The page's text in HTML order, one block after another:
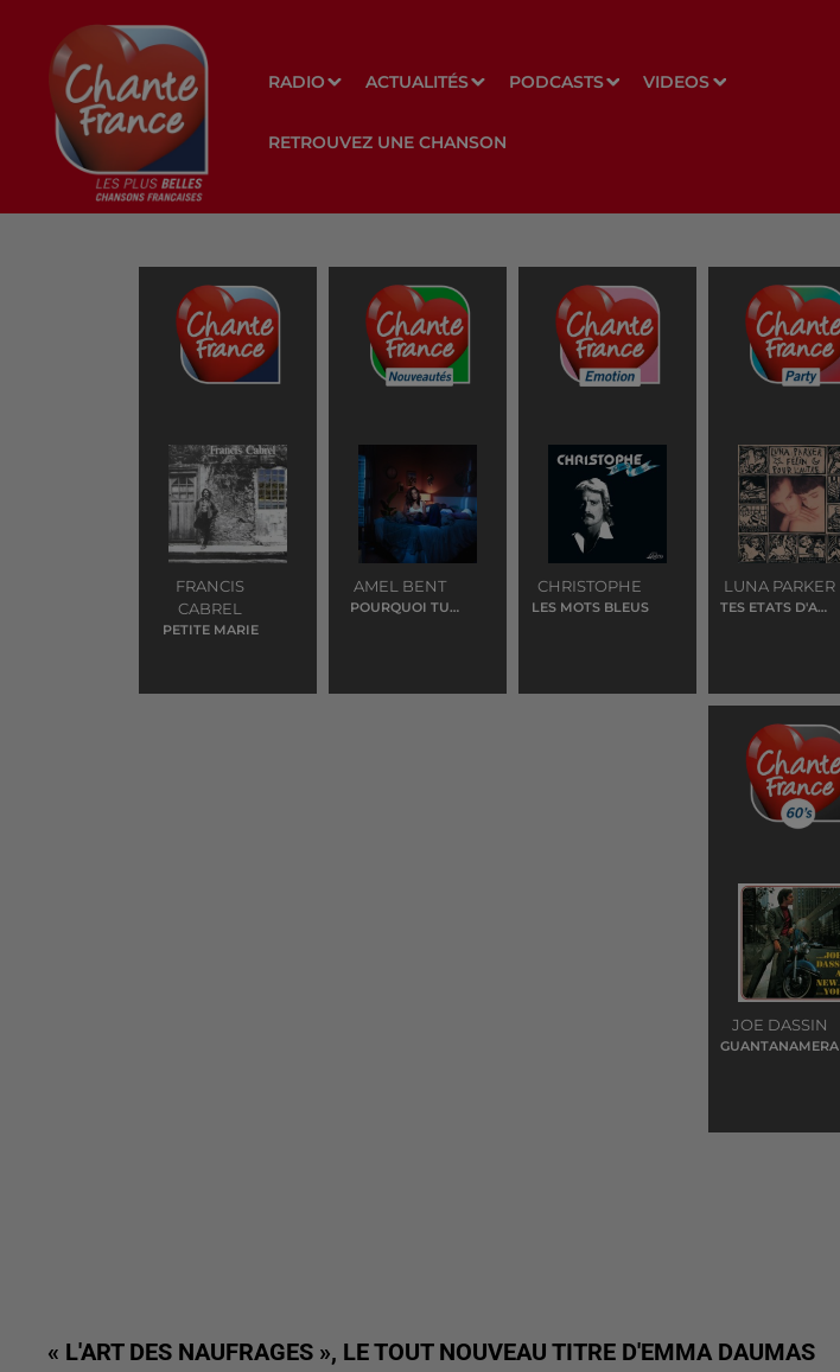
RADIO ACTUALITÉS PODCASTS VIDEOS
RETROUVEZ UNE CHANSON
FRANCIS
CABREL
PETITE MARIE
AMEL BENT
POURQUOI TU
CHRISTOPHE
LES MOTS BLEUS
LUNA PARKER
TES ETATS D'AME
JOE DASSIN
GUANTANAMERA
« L'ART DES NAUFRAGES », LE TOUT NOUVEAU TITRE D'EMMA DAUMAS